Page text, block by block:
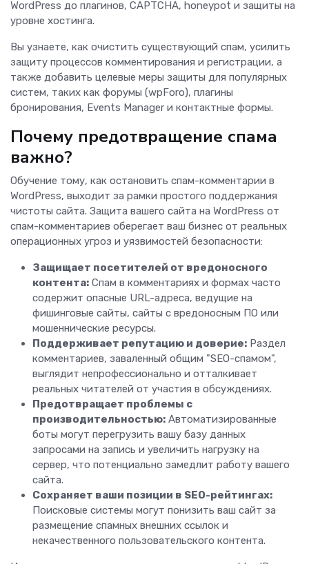
WordPress до плагинов, CAPTCHA, honeypot и защиты на
уровне хостинга.
Вы узнаете, как очистить существующий спам, усилить
защиту процессов комментирования и регистрации, а
также добавить целевые меры защиты для популярных
систем, таких как форумы (wpForo), плагины
бронирования, Events Manager и контактные формы.
Почему предотвращение спама
важно?
Обучение тому, как остановить спам-комментарии в
WordPress, выходит за рамки простого поддержания
чистоты сайта. Защита вашего сайта на WordPress от
спам-комментариев оберегает ваш бизнес от реальных
операционных угроз и уязвимостей безопасности:
Защищает посетителей от вредоносного
контента: Спам в комментариях и формах часто
содержит опасные URL-адреса, ведущие на
фишинговые сайты, сайты с вредоносным ПО или
мошеннические ресурсы.
Поддерживает репутацию и доверие: Раздел
комментариев, заваленный общим "SEO-спамом",
выглядит непрофессионально и отталкивает
реальных читателей от участия в обсуждениях.
Предотвращает проблемы с
производительностью: Автоматизированные
боты могут перегрузить вашу базу данных
запросами на запись и увеличить нагрузку на
сервер, что потенциально замедлит работу вашего
сайта.
Сохраняет ваши позиции в SEO-рейтингах:
Поисковые системы могут понизить ваш сайт за
размещение спамных внешних ссылок и
некачественного пользовательского контента.